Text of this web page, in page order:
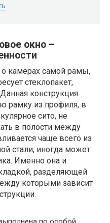
окно –
камерах самой рамы,
стеклопакет,
конструкция
рамку из профиля, в
сито, не
в полости между
чаще всего из
стали, иногда может
Именно она и
разделяющей
которыми зависит